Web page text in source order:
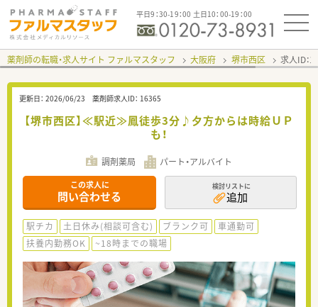
平日9：30-19：00 土日10：00-19：00
薬剤師の転職・求人サイト ファルマスタッフ 大阪府 堺市西区 求人ID：
更新日： 2026/06/23 薬剤師求人ID： 16365
【堺市西区】≪駅近≫鳳徒歩3分♪夕方からは時給ＵＰ
も！
調剤薬局 パート・アルバイト
この求人に
問い合わせる
検討リストに
追加
駅チカ 土日休み(相談可含む) ブランク可
車通勤可
扶養内勤務OK
~18時までの職場